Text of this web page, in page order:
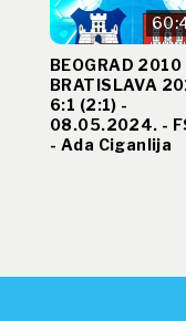
BEOGRAD 2010
BRATISLAVA
6:1 (2:1) -
08.05.2024. -
- Ada Ciganlija